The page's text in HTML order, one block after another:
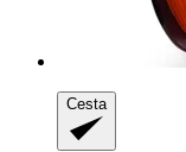
Cesta